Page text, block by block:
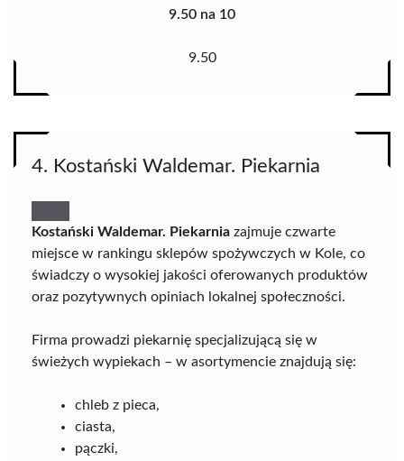
9.50 na 10
9.50
4. Kostański Waldemar. Piekarnia
Kostański Waldemar. Piekarnia zajmuje czwarte
miejsce w rankingu sklepów spożywczych w Kole, co
świadczy o wysokiej jakości oferowanych produktów
oraz pozytywnych opiniach lokalnej społeczności.
Firma prowadzi piekarnię specjalizującą się w
świeżych wypiekach – w asortymencie znajdują się:
chleb z pieca,
ciasta,
pączki,